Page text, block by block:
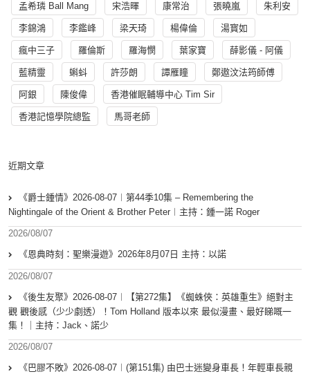
孟希璘 Ball Mang 宋浩暉 康常治 張曉嵐 朱利安
李錦鴻 李鑑峰 梁天琦 楊偉倫 湯寳如
瘋中三子 羅倫斯 羅海憫 葉家寶 薛影儀 - 阿儀
藍精靈 蝌蚪 許莎朗 譚雁瞳 鄭遨汶法筠師傅
阿銀 陳俊偉 香港催眠輔導中心 Tim Sir
香港記憶學院總監 馬哥老師
近期文章
《爵士鍾情》2026-08-07︱第44季10集 – Remembering the
Nightingale of the Orient & Brother Peter︱主持：鍾一諾 Roger
2026/08/07
《恩典時刻：聖樂漫遊》2026年8月07日 主持：以諾
2026/08/07
《後生友聚》2026-08-07︱【第272集】《蜘蛛俠：英雄重生》絕對主
觀 觀後感（少少劇透）！Tom Holland 版本以來 最似漫畫、最好睇嘅一
集！｜主持：Jack、諾少
2026/08/07
《巴膠不敗》2026-08-07︱(第151集) 由巴士迷變身車長！年輕車長親